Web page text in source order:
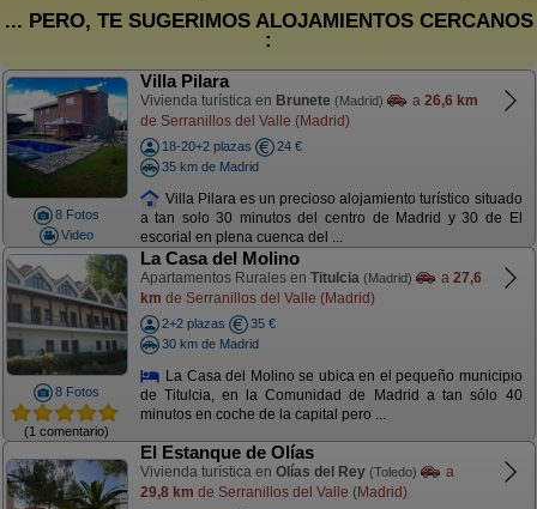
... PERO, TE SUGERIMOS ALOJAMIENTOS CERCANOS
:
8 Fotos
Video
Villa Pilara
Vivienda turística en Brunete (Madrid) a 26,6 km
de Serranillos del Valle (Madrid)
18-20+2 plazas
24 €
35 km de Madrid
Villa Pilara es un precioso alojamiento turístico situado
a tan solo 30 minutos del centro de Madrid y 30 de El
escorial en plena cuenca del ...
8 Fotos
(1 comentario)
La Casa del Molino
Apartamentos Rurales en Titulcia (Madrid) a 27,6
km de Serranillos del Valle (Madrid)
2+2 plazas
35 €
30 km de Madrid
La Casa del Molino se ubica en el pequeño municipio
de Titulcia, en la Comunidad de Madrid a tan sólo 40
minutos en coche de la capital pero ...
El Estanque de Olías
Vivienda turística en Olías del Rey (Toledo)
a
29,8 km de Serranillos del Valle (Madrid)